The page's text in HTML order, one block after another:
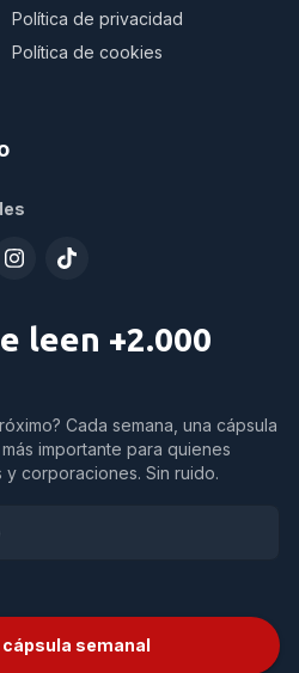
Política de privacidad
Política de cookies
leen +2.000
Cada semana, una cápsula
importante para quienes
corporaciones. Sin ruido.
semanal